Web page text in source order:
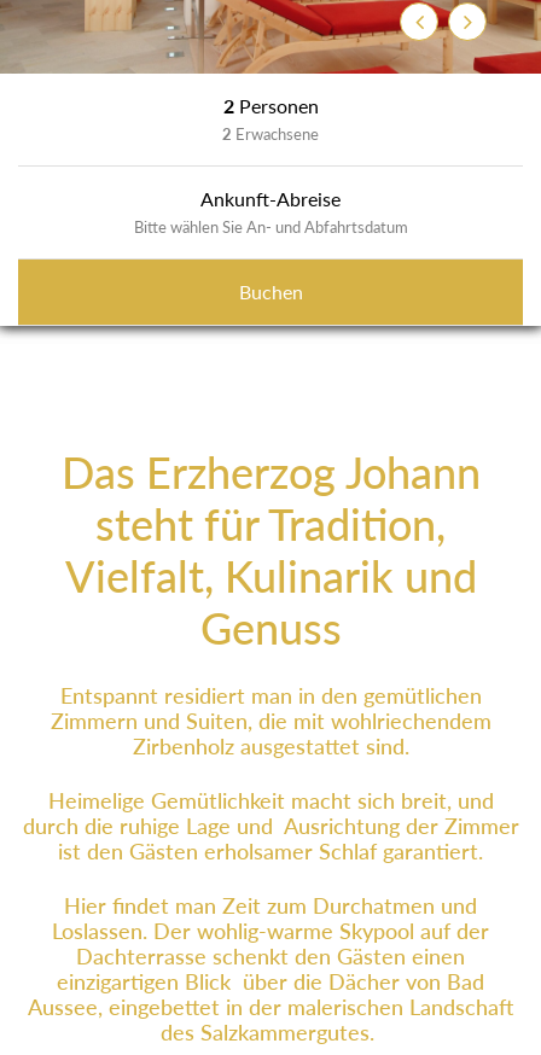
ZurückWeiter
2 Personen
2 Erwachsene
Ankunft-Abreise
Bitte wählen Sie An- und Abfahrtsdatum
Buchen
Das Erzherzog Johann
steht für Tradition,
Vielfalt, Kulinarik und
Genuss
Entspannt residiert man in den gemütlichen
Zimmern und Suiten, die mit wohlriechendem
Zirbenholz ausgestattet sind.
Heimelige Gemütlichkeit macht sich breit, und
durch die ruhige Lage und Ausrichtung der Zimmer
ist den Gästen erholsamer Schlaf garantiert.
Hier findet man Zeit zum Durchatmen und
Loslassen. Der wohlig-warme Skypool auf der
Dachterrasse schenkt den Gästen einen
einzigartigen Blick über die Dächer von Bad
Aussee, eingebettet in der malerischen Landschaft
des Salzkammergutes.